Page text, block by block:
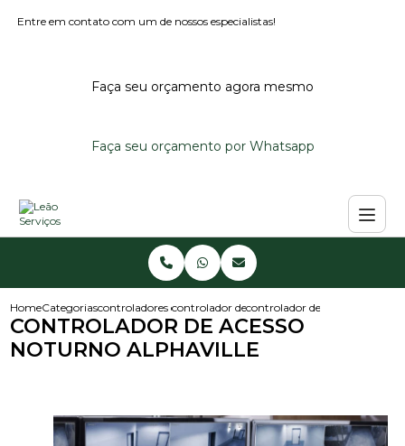
Entre em contato com um de nossos especialistas!
Faça seu orçamento agora mesmo
Faça seu orçamento por Whatsapp
HomeCategoriascontroladores de acessocontrolador de acesso externo
controlador de acesso
CONTROLADOR DE ACESSO
NOTURNO ALPHAVILLE